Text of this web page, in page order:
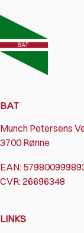
BAT
Munch Petersens
3700 Rønne
EAN:
CVR: 26696348
LINKS